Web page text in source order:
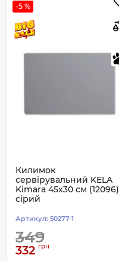
-5 %
Килимок
сервірувальний KELA
Kimara 45х30 см (12096)
сірий
Артикул: 50277-1
349
332 грн